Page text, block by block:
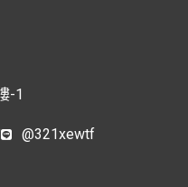
-1
@321xewtf